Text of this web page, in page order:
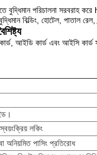
বুদ্ধিমান পরিচালনা সরবরাহ
বিল্ডিং, হোটেল, পাতাল
আইডি কার্ড এবং আইসি কার্ড
লকিং
অনিয়মিত পাসিং প্রতিরোধ